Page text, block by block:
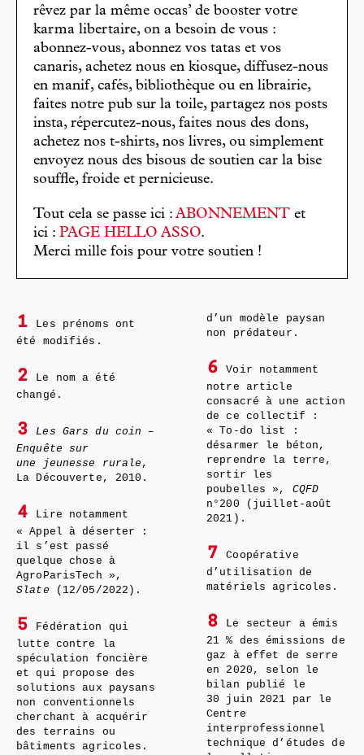
rêvez par la même occas’ de booster votre
karma libertaire, on a besoin de vous :
abonnez-vous, abonnez vos tatas et vos
canaris, achetez nous en kiosque, diffusez-nous
en manif, cafés, bibliothèque ou en librairie,
faites notre pub sur la toile, partagez nos posts
insta, répercutez-nous, faites nous des dons,
achetez nos t-shirts, nos livres, ou simplement
envoyez nous des bisous de soutien car la bise
souffle, froide et pernicieuse.
Tout cela se passe ici : ABONNEMENT et
ici : PAGE HELLO ASSO.
Merci mille fois pour votre soutien !
1
Les prénoms ont
été modifiés.
2
Le nom a été
changé.
3
Les Gars du coin –
Enquête sur
une jeunesse rurale ,
La Découverte, 2010.
4
Lire notamment
« Appel à déserter :
il s’est passé
quelque chose à
AgroParisTech »,
Slate (12/05/2022).
5
Fédération qui
lutte contre la
spéculation foncière
et qui propose des
solutions aux paysans
non conventionnels
cherchant à acquérir
des terrains ou
bâtiments agricoles.
d’un modèle paysan
non prédateur.
6
Voir notamment
notre article
consacré à une action
de ce collectif :
« To-do list :
désarmer le béton,
reprendre la terre,
sortir les
poubelles », CQFD
n°200 (juillet-août
2021).
7
Coopérative
d’utilisation de
matériels agricoles.
8
Le secteur a émis
21 % des émissions de
gaz à effet de serre
en 2020, selon le
bilan publié le
30 juin 2021 par le
Centre
interprofessionnel
technique d’études de